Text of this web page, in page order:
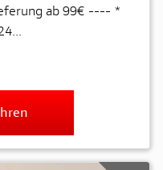
ab 99€ ---- *